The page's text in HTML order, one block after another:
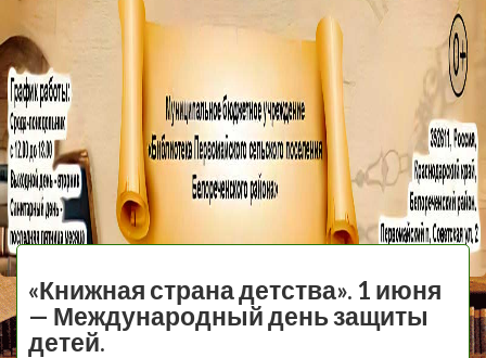
МБУ Библиотека
Первомайского
Сельского
Поселения
«Книжная страна детства». 1 июня
— Международный день защиты
детей.